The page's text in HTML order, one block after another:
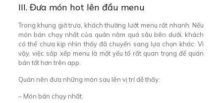
III. Đưa món hot lên đầu menu
Trong khung giờ trưa, khách thường lướt menu rất nhanh. Nếu
món bán chạy nhất của quán nằm quá sâu bên dưới, khách
có thể chưa kịp nhìn thấy đã chuyển sang lựa chọn khác. Vì
vậy, việc sắp xếp menu là một yếu tố rất quan trọng để quán
bán tốt hơn trên app.
Quán nên đưa những món sau lên vị trí dễ thấy:
– Món bán chạy nhất.